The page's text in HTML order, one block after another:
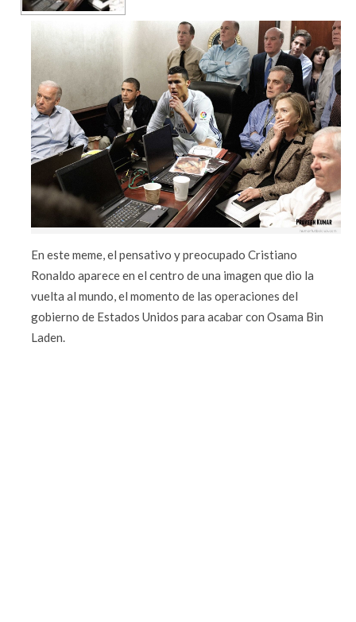
En este meme, el pensativo y preocupado Cristiano
Ronaldo aparece en el centro de una imagen que dio la
vuelta al mundo, el momento de las operaciones del
gobierno de Estados Unidos para acabar con Osama Bin
Laden.